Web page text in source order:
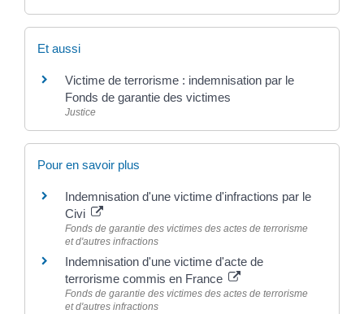
Et aussi
Victime de terrorisme : indemnisation par le
Fonds de garantie des victimes
Justice
Pour en savoir plus
Indemnisation d'une victime d'infractions par le
Civi
Fonds de garantie des victimes des actes de terrorisme
et d'autres infractions
Indemnisation d'une victime d'acte de
terrorisme commis en France
Fonds de garantie des victimes des actes de terrorisme
et d'autres infractions